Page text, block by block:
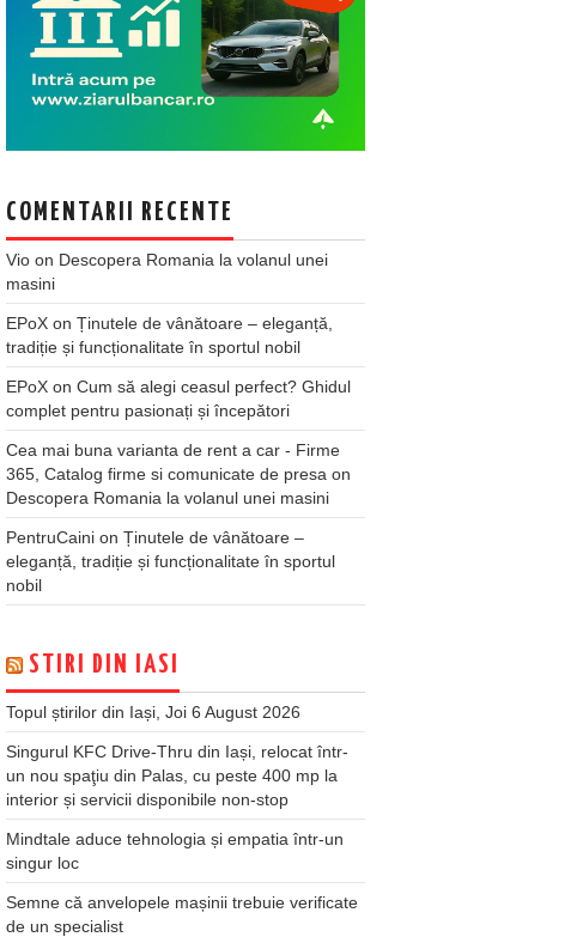
COMENTARII RECENTE
Vio on Descopera Romania la volanul unei
masini
EPoX on Ținutele de vânătoare – eleganță,
tradiție și funcționalitate în sportul nobil
EPoX on Cum să alegi ceasul perfect? Ghidul
complet pentru pasionați și începători
Cea mai buna varianta de rent a car - Firme
365, Catalog firme si comunicate de presa on
Descopera Romania la volanul unei masini
PentruCaini on Ținutele de vânătoare –
eleganță, tradiție și funcționalitate în sportul
nobil
STIRI DIN IASI
Topul știrilor din Iași, Joi 6 August 2026
Singurul KFC Drive-Thru din Iași, relocat într-
un nou spaţiu din Palas, cu peste 400 mp la
interior și servicii disponibile non-stop
Mindtale aduce tehnologia și empatia într-un
singur loc
Semne că anvelopele mașinii trebuie verificate
de un specialist